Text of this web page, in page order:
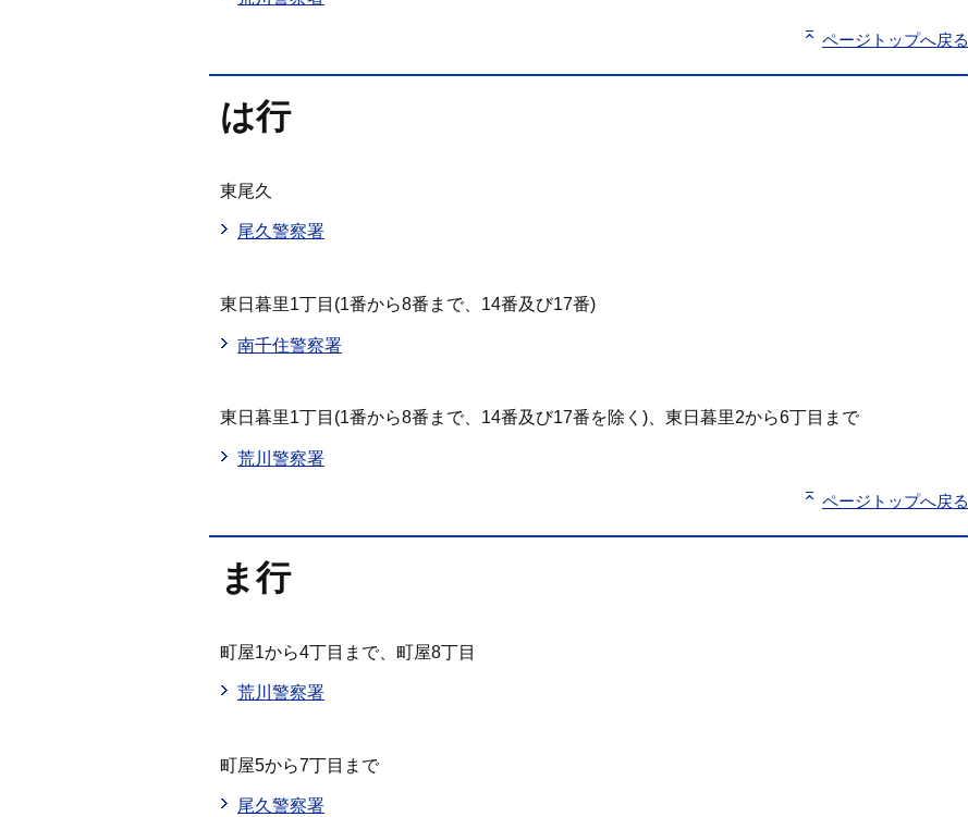
ページトップへ戻る
は行
東尾久
尾久警察署
東日暮里1丁目(1番から8番まで、14番及び17番)
南千住警察署
東日暮里1丁目(1番から8番まで、14番及び17番を除く)、東日暮里2から6丁目まで
荒川警察署
ページトップへ戻る
ま行
町屋1から4丁目まで、町屋8丁目
荒川警察署
町屋5から7丁目まで
尾久警察署